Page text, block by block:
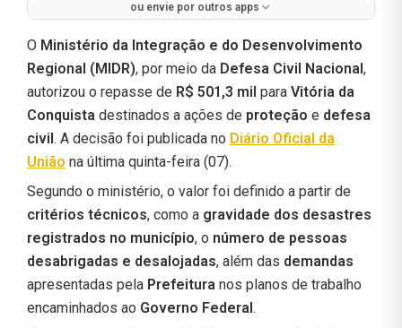
ou envie por outros apps
O Ministério da Integração e do Desenvolvimento
Regional (MIDR), por meio da Defesa Civil Nacional ,
autorizou o repasse de R$ 501,3 mil para Vitória da
Conquista destinados a ações de proteção e defesa
civil . A decisão foi publicada no Diário Oficial da
União na última quinta-feira (07).
Segundo o ministério, o valor foi definido a partir de
critérios técnicos, como a gravidade dos desastres
registrados no município, o número de pessoas
desabrigadas e desalojadas, além das demandas
apresentadas pela Prefeitura nos planos de trabalho
encaminhados ao Governo Federal .